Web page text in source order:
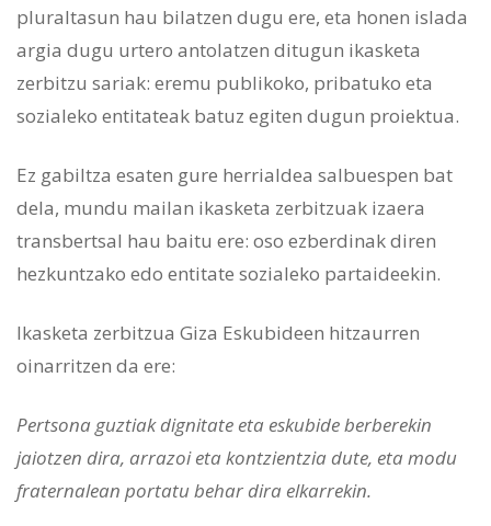
pluraltasun hau bilatzen dugu ere, eta honen islada
argia dugu urtero antolatzen ditugun ikasketa
zerbitzu sariak: eremu publikoko, pribatuko eta
sozialeko entitateak batuz egiten dugun proiektua.
Ez gabiltza esaten gure herrialdea salbuespen bat
dela, mundu mailan ikasketa zerbitzuak izaera
transbertsal hau baitu ere: oso ezberdinak diren
hezkuntzako edo entitate sozialeko partaideekin.
Ikasketa zerbitzua Giza Eskubideen hitzaurren
oinarritzen da ere:
Pertsona guztiak dignitate eta eskubide berberekin
jaiotzen dira, arrazoi eta kontzientzia dute, eta modu
fraternalean portatu behar dira elkarrekin.